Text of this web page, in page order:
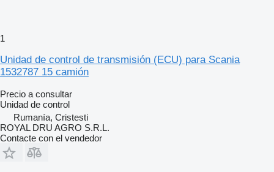
1
Unidad de control de transmisión (ECU) para Scania
1532787 15 camión
Precio a consultar
Unidad de control
Rumanía, Cristesti
ROYAL DRU AGRO S.R.L.
Contacte con el vendedor